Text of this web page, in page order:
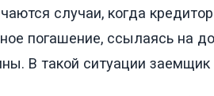
случаи, когда
погашение, ссылаясь на
В такой ситуации